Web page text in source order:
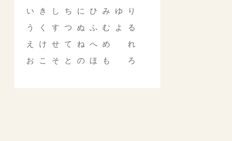
い
う
え
お
き
く
け
こ
し
す
せ
そ
ち
つ
て
と
に
ぬ
ね
の
ひ
ふ
へ
ほ
み
む
め
も
ゆ
よ
り
る
れ
ろ